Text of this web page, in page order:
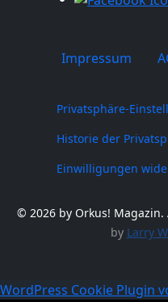
Impressum
Privatsphäre-
Historie der
Einwilligungen
© 2026 by Orkus! Magazin.
by Larry
WordPress Cookie Plugin